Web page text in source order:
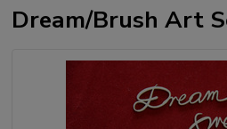
Dream/Brush Art